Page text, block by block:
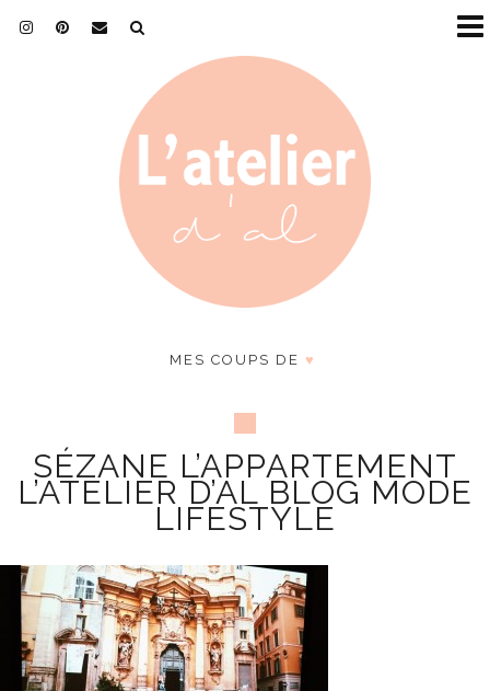
MES COUPS DE ♥
SÉZANE L’APPARTEMENT
L’ATELIER D’AL BLOG MODE
LIFESTYLE